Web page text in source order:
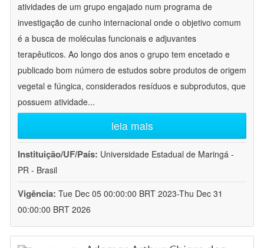
atividades de um grupo engajado num programa de
investigação de cunho internacional onde o objetivo comum
é a busca de moléculas funcionais e adjuvantes
terapêuticos. Ao longo dos anos o grupo tem encetado e
publicado bom número de estudos sobre produtos de origem
vegetal e fúngica, considerados resíduos e subprodutos, que
possuem atividade...
leia mais
Instituição/UF/País: Universidade Estadual de Maringá -
PR - Brasil
Vigência: Tue Dec 05 00:00:00 BRT 2023-Thu Dec 31
00:00:00 BRT 2026